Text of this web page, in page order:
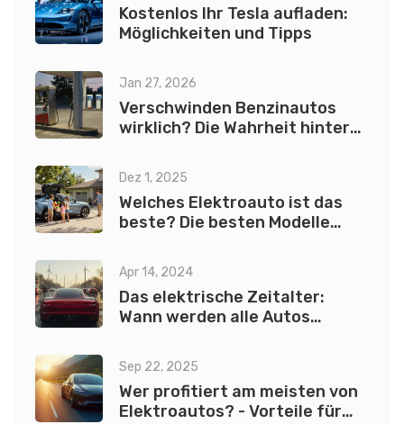
Kostenlos Ihr Tesla aufladen:
Möglichkeiten und Tipps
Jan 27, 2026
Verschwinden Benzinautos
wirklich? Die Wahrheit hinter
Verbrenner
Dez 1, 2025
Welches Elektroauto ist das
beste? Die besten Modelle
Apr 14, 2024
Das elektrische Zeitalter:
Wann werden alle Autos
Sep 22, 2025
Wer profitiert am meisten von
Elektroautos? - Vorteile für